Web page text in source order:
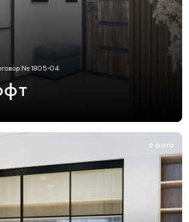
№ 1805-04
6 фото